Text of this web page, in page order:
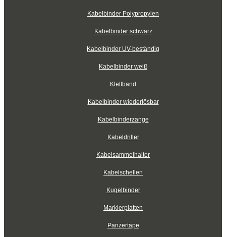
Kabelbinder Polypropylen
Kabelbinder schwarz
Kabelbinder UV-beständig
Kabelbinder weiß
Klettband
Kabelbinder wiederlösbar
Kabelbinderzange
Kabeldriller
Kabelsammelhalter
Kabelschellen
Kugelbinder
Markierplatten
Panzertape